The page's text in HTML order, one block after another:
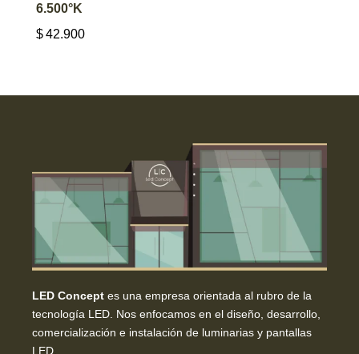
6.500°K
$42.900
LED Concept es una empresa orientada al rubro de la
tecnología LED. Nos enfocamos en el diseño, desarrollo,
comercialización e instalación de luminarias y pantallas
LED.